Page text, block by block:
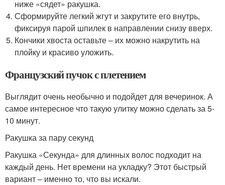
ниже «сядет» ракушка.
Сформируйте легкий жгут и закрутите его внутрь,
фиксируя парой шпилек в направлении снизу вверх.
Кончики хвоста оставьте – их можно накрутить на
плойку и красиво уложить.
Французский пучок с плетением
Выглядит очень необычно и подойдет для вечеринок. А
самое интересное что такую улитку можно сделать за 5-
10 минут.
Ракушка за пару секунд
Ракушка «Секунда» для длинных волос подходит на
каждый день. Нет времени на укладку? Этот быстрый
вариант – именно то, что вы искали.